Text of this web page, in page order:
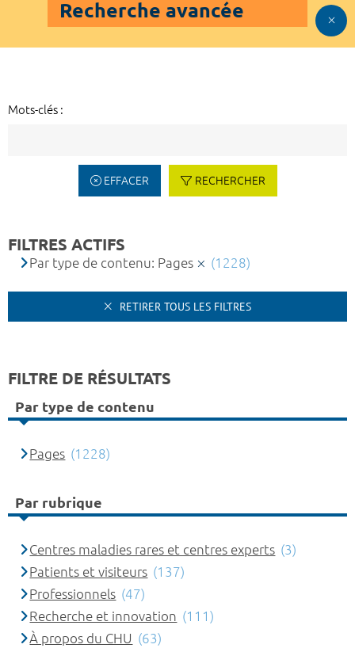
Recherche avancée
Mots-clés :
EFFACER RECHERCHER
FILTRES ACTIFS
Par type de contenu: Pages (1228)
RETIRER TOUS LES FILTRES
FILTRE DE RÉSULTATS
Par type de contenu
Pages (1228)
Par rubrique
Centres maladies rares et centres experts (3)
Patients et visiteurs (137)
Professionnels (47)
Recherche et innovation (111)
À propos du CHU (63)